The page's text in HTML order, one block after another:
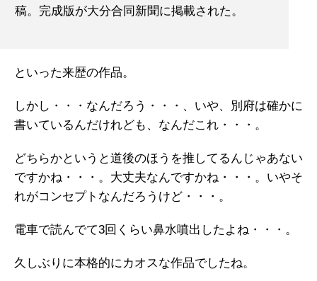
稿。完成版が大分合同新聞に掲載された。
といった来歴の作品。
しかし・・・なんだろう・・・、いや、別府は確かに
書いているんだけれども、なんだこれ・・・。
どちらかというと道後のほうを推してるんじゃあない
ですかね・・・。大丈夫なんですかね・・・。いやそ
れがコンセプトなんだろうけど・・・。
電車で読んでて3回くらい鼻水噴出したよね・・・。
久しぶりに本格的にカオスな作品でしたね。